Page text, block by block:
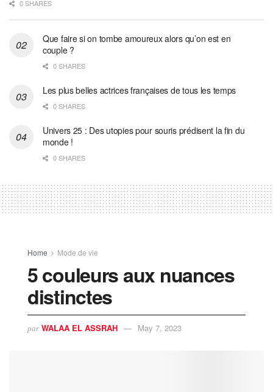
0 SHARES
Que faire si on tombe amoureux alors qu’on est en
couple ?
0 SHARES
Les plus belles actrices françaises de tous les temps
0 SHARES
Univers 25 : Des utopies pour souris prédisent la fin du
monde !
0 SHARES
Home Mode de vie
5 couleurs aux nuances
distinctes
par WALAA EL ASSRAH May 7, 2023